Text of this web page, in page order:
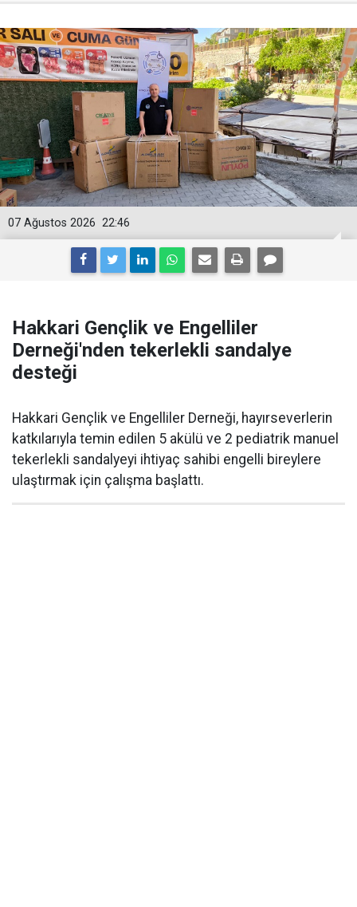
22:46
07 Ağustos 2026
Hakkari Gençlik ve Engelliler
Derneği'nden tekerlekli sandalye
desteği
Hakkari Gençlik ve Engelliler Derneği, hayırseverlerin
katkılarıyla temin edilen 5 akülü ve 2 pediatrik manuel
tekerlekli sandalyeyi ihtiyaç sahibi engelli bireylere
ulaştırmak için çalışma başlattı.